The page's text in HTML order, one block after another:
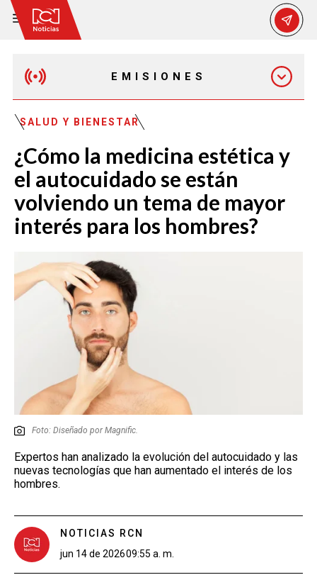
EMISIONES
MAÑANA EXPRESS
EMISIÓN 12:30 PM
EMISIÓN 7:00 PM
EMISIÓN 11:30 PM
SALUD Y BIENESTAR
¿Cómo la medicina estética y
el autocuidado se están
volviendo un tema de mayor
interés para los hombres?
Foto: Diseñado por Magnific.
Expertos han analizado la evolución del autocuidado y las
nuevas tecnologías que han aumentado el interés de los
hombres.
NOTICIAS RCN
jun 14 de 202609:55 a. m.